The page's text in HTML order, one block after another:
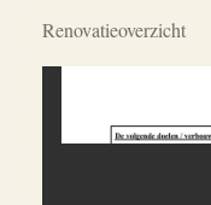
Renovatieoverzicht